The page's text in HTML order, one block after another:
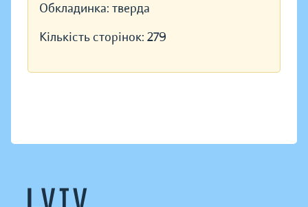
Обкладинка: тверда
Кількість сторінок: 279